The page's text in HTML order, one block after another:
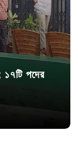
১৭টি পদের